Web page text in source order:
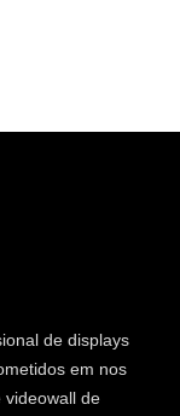
de displays
em nos
de